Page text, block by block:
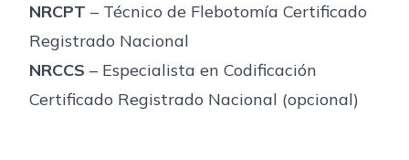
NRCPT – Técnico de Flebotomía Certificado
Registrado Nacional
NRCCS – Especialista en Codificación
Certificado Registrado Nacional (opcional)